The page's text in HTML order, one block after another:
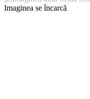
Imaginea se încarcă